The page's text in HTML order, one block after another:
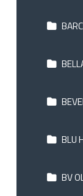
BLU
BV